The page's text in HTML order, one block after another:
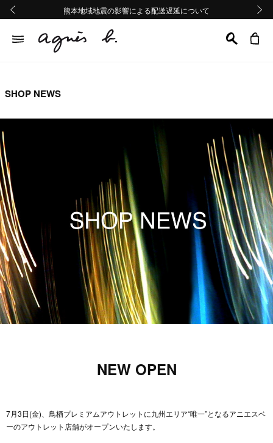
熊本地域地震の影響による配送遅延について
Summer Sale 2buy10%OFF!!
熊本地域地震の影響による配送遅延について
Summer Sale 2buy10%OFF!!
SHOP NEWS
NEW OPEN
7月3日(金)、鳥栖プレミアムアウトレットに九州エリア“唯一”となるアニエスベ
ーのアウトレット店舗がオープンいたします。